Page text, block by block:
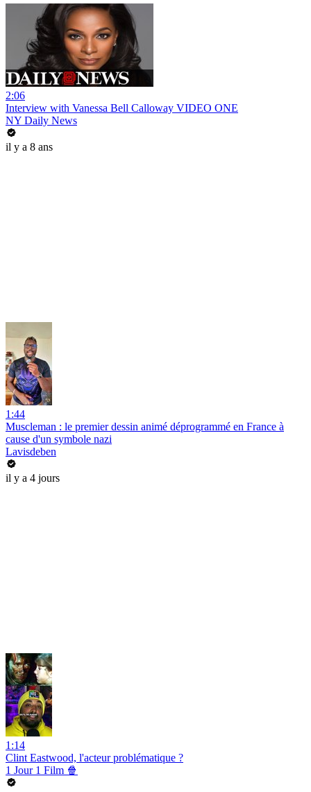
2:06
Interview with Vanessa Bell Calloway VIDEO ONE
NY Daily News
il y a 8 ans
1:44
Muscleman : le premier dessin animé déprogrammé en France à
cause d'un symbole nazi
Lavisdeben
il y a 4 jours
1:14
Clint Eastwood, l'acteur problématique ?
1 Jour 1 Film 🍿